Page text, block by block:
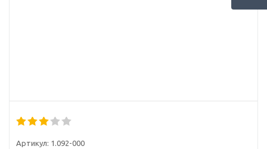
Артикул: 1.092-000